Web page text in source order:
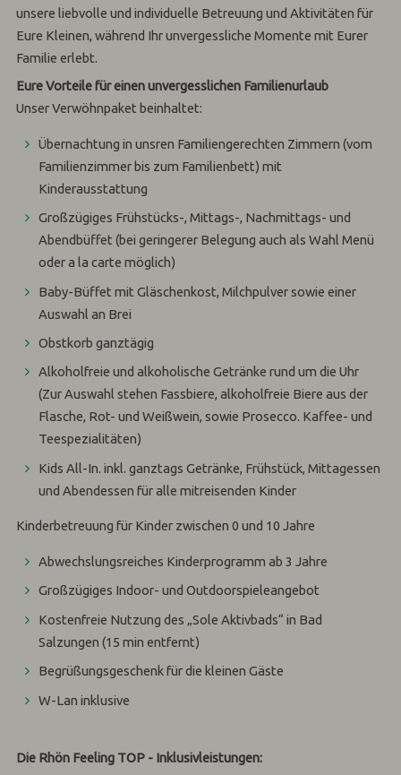
unsere liebvolle und individuelle Betreuung und Aktivitäten für
Eure Kleinen, während Ihr unvergessliche Momente mit Eurer
Familie erlebt.
Eure Vorteile für einen unvergesslichen Familienurlaub
Unser Verwöhnpaket beinhaltet:
Übernachtung in unsren Familiengerechten Zimmern (vom
Familienzimmer bis zum Familienbett) mit
Kinderausstattung
Großzügiges Frühstücks-, Mittags-, Nachmittags- und
Abendbüffet (bei geringerer Belegung auch als Wahl Menü
oder a la carte möglich)
Baby-Büffet mit Gläschenkost, Milchpulver sowie einer
Auswahl an Brei
Obstkorb ganztägig
Alkoholfreie und alkoholische Getränke rund um die Uhr
(Zur Auswahl stehen Fassbiere, alkoholfreie Biere aus der
Flasche, Rot- und Weißwein, sowie Prosecco. Kaffee- und
Teespezialitäten)
Kids All-In. inkl. ganztags Getränke, Frühstück, Mittagessen
und Abendessen für alle mitreisenden Kinder
Kinderbetreuung für Kinder zwischen 0 und 10 Jahre
Abwechslungsreiches Kinderprogramm ab 3 Jahre
Großzügiges Indoor- und Outdoorspieleangebot
Kostenfreie Nutzung des „Sole Aktivbads“ in Bad
Salzungen (15 min entfernt)
Begrüßungsgeschenk für die kleinen Gäste
W-Lan inklusive
Die Rhön Feeling TOP - Inklusivleistungen: